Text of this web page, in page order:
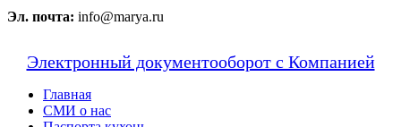
Эл. почта: info@marya.ru
Электронный документооборот с Компанией
Главная
СМИ о нас